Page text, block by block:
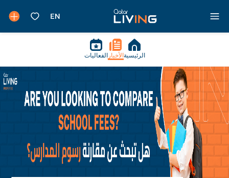
الرئيسية الأخبار الفعاليات